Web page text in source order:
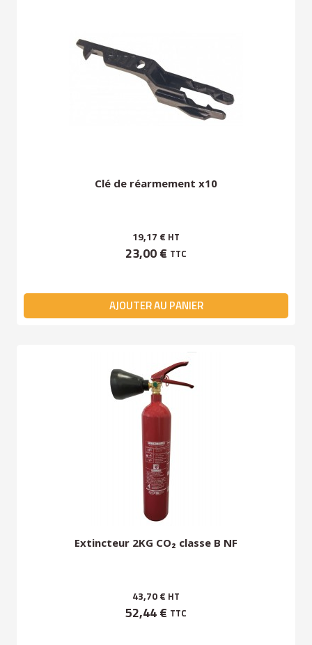
Clé de réarmement x10
19,17 € HT
23,00 € TTC
AJOUTER AU PANIER
Extincteur 2KG CO₂ classe B NF
43,70 € HT
52,44 € TTC